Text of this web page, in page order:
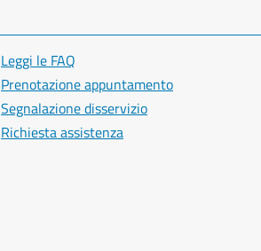
Leggi le FAQ
Prenotazione appuntamento
Segnalazione disservizio
Richiesta assistenza